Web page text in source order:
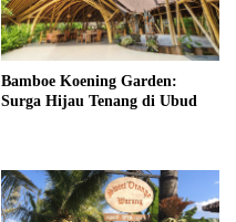
Bamboe Koening Garden:
Surga Hijau Tenang di Ubud